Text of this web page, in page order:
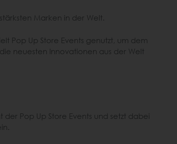
Marken in der Welt.
Pop Up Store Events genutzt, um dem
neuesten Innovationen aus der Welt
Pop Up Store Events und setzt dabei